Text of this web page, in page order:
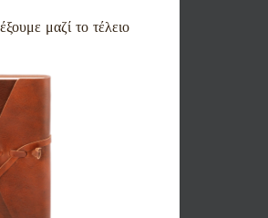
μαζί το τέλειο